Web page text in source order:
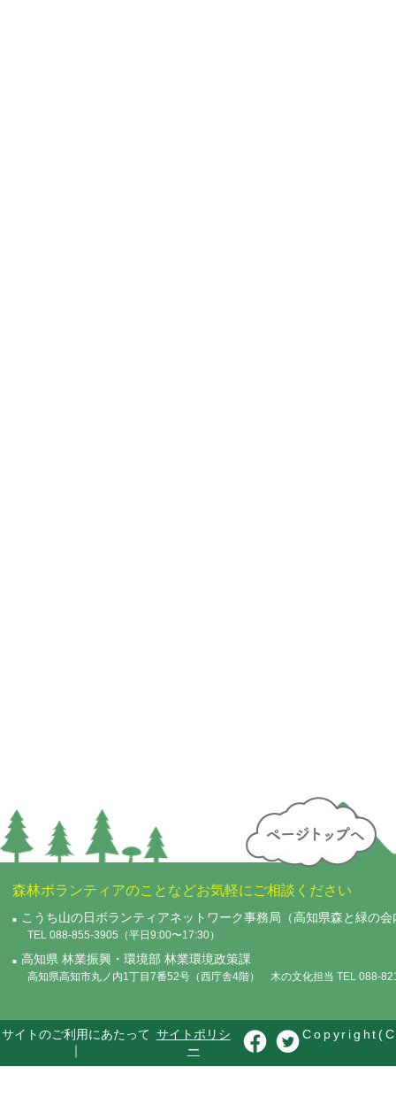
森林ボランティアのことなどお気軽にご相談ください
こうち山の日ボランティアネットワーク事務局（高知県森と緑の会
TEL 088-855-3905（平日9:00〜17:30）
高知県 林業振興・環境部 林業環境政策課
高知県高知市丸ノ内1丁目7番52号（西庁舎4階） 木の文化担当 TEL 088-
サイトのご利用にあたって
｜
サイトポリシ
ー